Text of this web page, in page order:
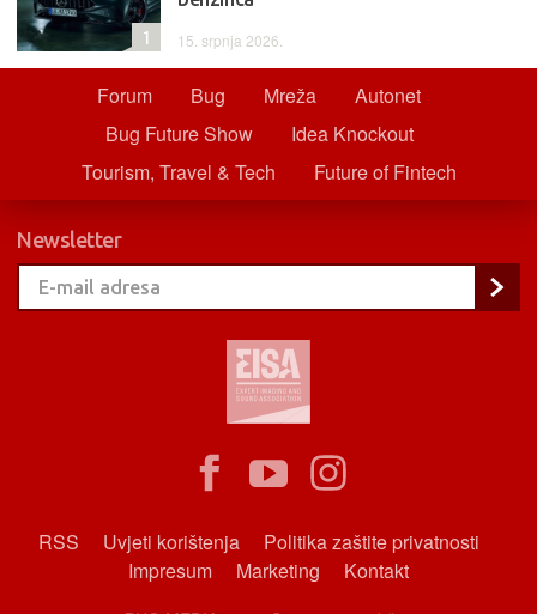
15. srpnja 2026.
1
Forum Bug Mreža
Autonet
Bug Future Show
Idea Knockout
Tourism, Travel & Tech
Future of Fintech
Newsletter
RSS Uvjeti korištenja
Politika zaštite privatnosti
Impresum
Marketing Kontakt